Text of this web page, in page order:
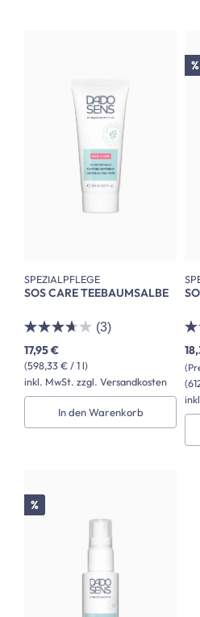
SPEZIALPFLEGE
SOS CARE TEEBAUMSALBE
(3)
(598,33 € / 1 l)
17,95 €
inkl. MwSt. zzgl. Versandkosten
In den Warenkorb
%
Rabatt
%